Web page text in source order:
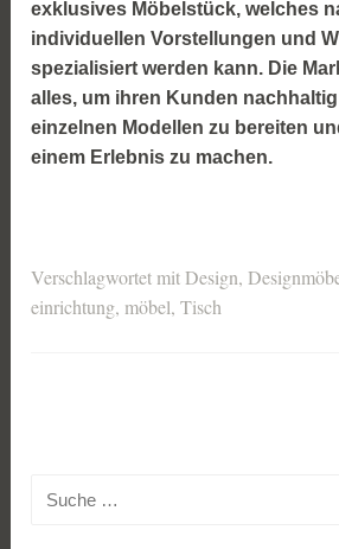
exklusives Möbelstück, welches
individuellen Vorstellungen und
spezialisiert werden kann. Die
alles, um ihren Kunden
einzelnen Modellen zu bereiten
einem Erlebnis zu machen.
Verschlagwortet mitDesign,
einrichtung, möbel,Tisch